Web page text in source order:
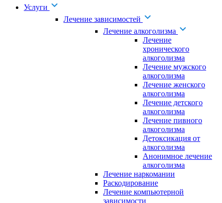
Услуги
Лечение зависимостей
Лечение алкоголизма
Лечение
хронического
алкоголизма
Лечение мужского
алкоголизма
Лечение женского
алкоголизма
Лечение детского
алкоголизма
Лечение пивного
алкоголизма
Детоксикация от
алкоголизма
Анонимное лечение
алкоголизма
Лечение наркомании
Раскодирование
Лечение компьютерной
зависимости